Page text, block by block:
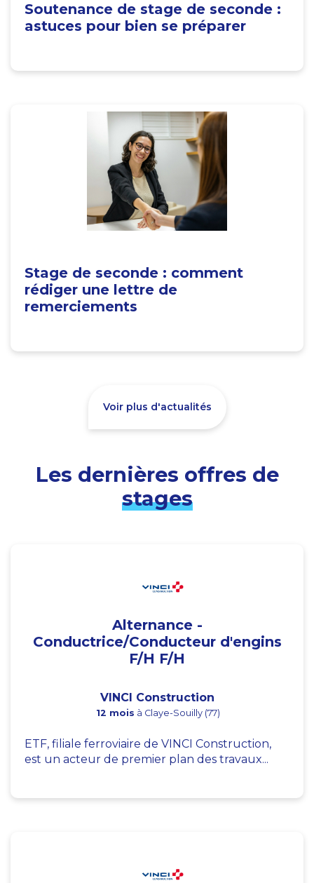
Soutenance de stage de seconde :
astuces pour bien se préparer
Stage de seconde : comment
rédiger une lettre de
remerciements
Voir plus d'actualités
Les dernières offres de
stages
Alternance -
Conductrice/Conducteur d'engins
F/H F/H
VINCI Construction
12 mois à Claye-Souilly (77)
ETF, filiale ferroviaire de VINCI Construction,
est un acteur de premier plan des travaux...